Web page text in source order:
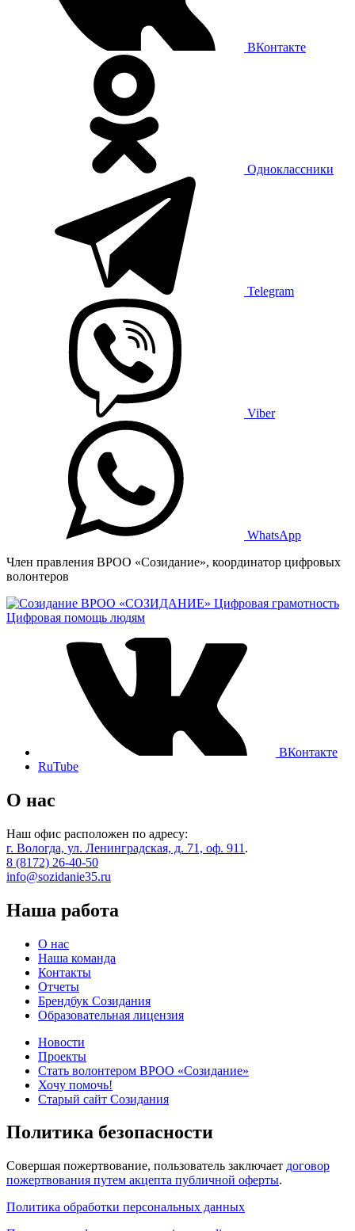
ВКонтакте
Одноклассники
Telegram
Viber
WhatsApp
Член правления ВРОО «Созидание», координатор цифровых
волонтеров
ВРОО «СОЗИДАНИЕ» Цифровая грамотность
Цифровая помощь людям
ВКонтакте
RuTube
О нас
Наш офис расположен по адресу:
г. Вологда, ул. Ленинградская, д. 71, оф. 911 .
8 (8172) 26-40-50
info@sozidanie35.ru
Наша работа
О нас
Наша команда
Контакты
Отчеты
Брендбук Созидания
Образовательная лицензия
Новости
Проекты
Стать волонтером ВРОО «Созидание»
Хочу помочь!
Старый сайт Созидания
Политика безопасности
Совершая пожертвование, пользователь заключает договор
пожертвования путем акцепта публичной оферты.
Политика обработки персональных данных